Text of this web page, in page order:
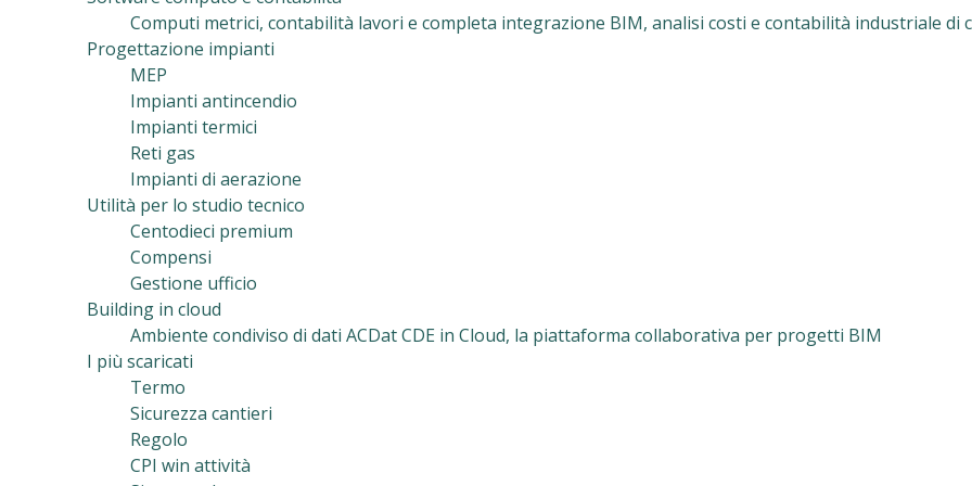
Computi metrici, contabilità lavori e completa integrazione BIM, analisi costi e contabilità industriale di
Progettazione impianti
MEP
Impianti antincendio
Impianti termici
Reti gas
Impianti di aerazione
Utilità per lo studio tecnico
Centodieci premium
Compensi
Gestione ufficio
Building in cloud
Ambiente condiviso di dati ACDat CDE in Cloud, la piattaforma collaborativa per progetti BIM
I più scaricati
Termo
Sicurezza cantieri
Regolo
CPI win attività